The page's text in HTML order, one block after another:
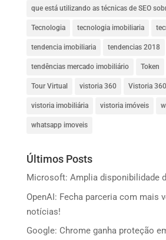
que está utilizando as técnicas de SEO
Tecnologia tecnologia imobiliaria
tendencia imobiliaria tendencias 2018
tendências mercado imobiliário Token
Tour Virtual vistoria 360 Vistoria
vistoria imobiliária vistoria imóveis
whatsapp imoveis
Últimos Posts
Microsoft: Amplia disponibilidade
OpenAI: Fecha parceria com mais
notícias!
Google: Chrome ganha proteção